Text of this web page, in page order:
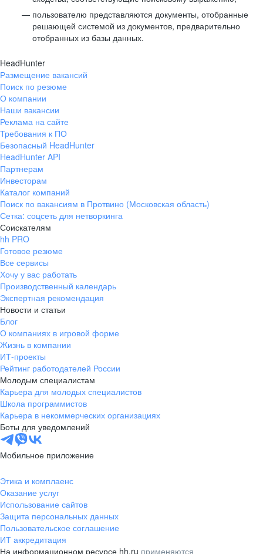
пользователю представляются документы, отобранные
решающей системой из документов, предварительно
отобранных из базы данных.
HeadHunter
Размещение вакансий
Поиск по резюме
О компании
Наши вакансии
Реклама на сайте
Требования к ПО
Безопасный HeadHunter
HeadHunter API
Партнерам
Инвесторам
Каталог компаний
Поиск по вакансиям в Протвино (Московская область)
Сетка: соцсеть для нетворкинга
Соискателям
hh PRO
Готовое резюме
Все сервисы
Хочу у вас работать
Производственный календарь
Экспертная рекомендация
Новости и статьи
Блог
О компаниях в игровой форме
Жизнь в компании
ИТ-проекты
Рейтинг работодателей России
Молодым специалистам
Карьера для молодых специалистов
Школа программистов
Карьера в некоммерческих организациях
Боты для уведомлений
Мобильное приложение
Этика и комплаенс
Оказание услуг
Использование сайтов
Защита персональных данных
Пользовательское соглашение
ИТ аккредитация
На информационном ресурсе hh.ru применяются